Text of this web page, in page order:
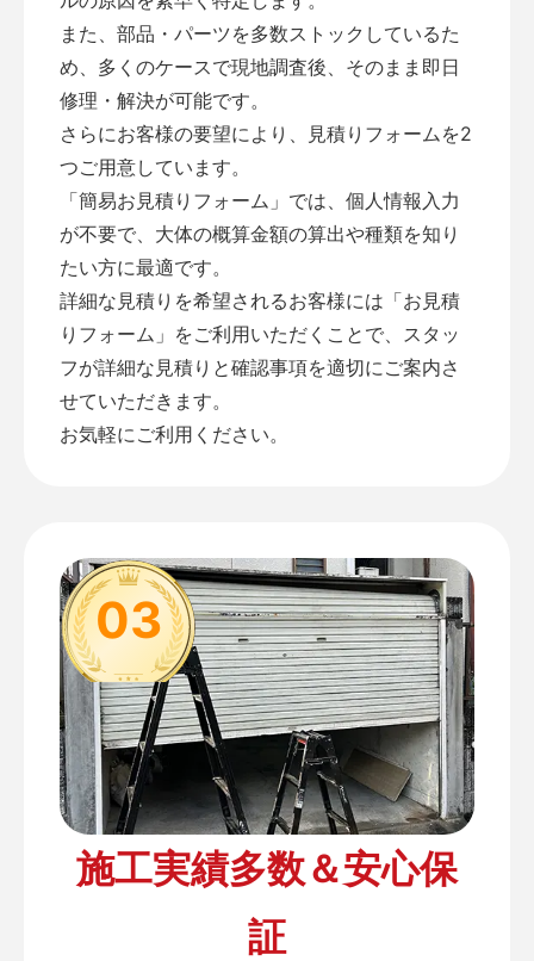
また、部品・パーツを多数ストックしているた
め、多くのケースで現地調査後、そのまま即日
修理・解決が可能です。
さらにお客様の要望により、見積りフォームを2
つご用意しています。
「簡易お見積りフォーム 」では、個人情報入力
が不要で、大体の概算金額の算出や種類を知り
たい方に最適です。
詳細な見積りを希望されるお客様には「お見積
りフォーム 」をご利用いただくことで、スタッ
フが詳細な見積りと確認事項を適切にご案内さ
せていただきます。
お気軽にご利用ください。
03
施工実績多数＆安心保
証